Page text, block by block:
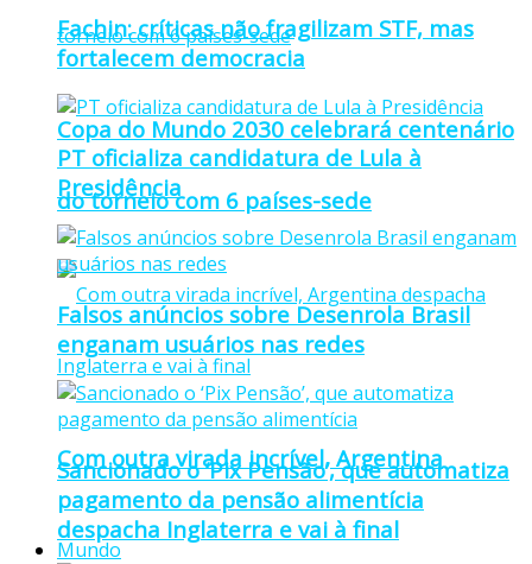
Copa do Mundo 2030 celebrará centenário
do torneio com 6 países-sede
Com outra virada incrível, Argentina
despacha Inglaterra e vai à final
Fachin: críticas não fragilizam STF, mas
fortalecem democracia
PT oficializa candidatura de Lula à
Presidência
Falsos anúncios sobre Desenrola Brasil
enganam usuários nas redes
Sancionado o ‘Pix Pensão’, que automatiza
pagamento da pensão alimentícia
Mundo